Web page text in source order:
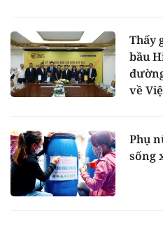
Thấy
bầu
về
Phụ
sống